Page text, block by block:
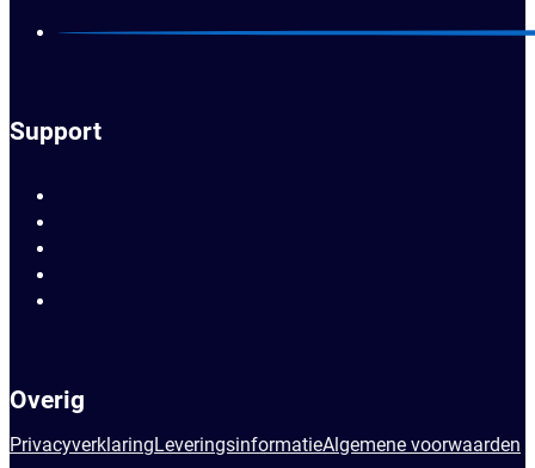
Support
Overig
PrivacyverklaringLeveringsinformatieAlgemene voorwaarden